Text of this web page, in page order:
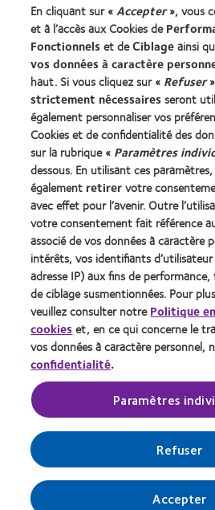
Carrières chez CooperVision
Actualités
Contact
Légal
Politique de confidentialité
Cookies
Conditions d'utilisation
Décret 2013
identifiant unique délivré par
écologique (ADEME) :
Gérer les préférences relatives
© 2026CooperVision
possible sous réserve de non-
port de lentilles et soumis à une
Dispositifs médicaux, marqués CE,
étiquetages spécifiques à chacun
cas de doute, demandez conseil à
votre opticien. COOPERVISION SAS
dont le siège social est situé
1800 Route des Crêtes B.P. 273 -
Cedex, France et immatriculée au
En cliquant sur «Accepter», vous
et à l’accès aux Cookies de
Fonctionnelset deCiblageainsi
vos données à caractère
haut. Si vous cliquez sur « Refuser
strictement nécessairesseront
également personnaliser vos
Cookies et de confidentialité des
sur la rubrique « Paramètres
dessous. En utilisant ces
également retirervotre
avec effet pour l’avenir. Outre
votre consentement fait référence
associé de vos données à caractère
intérêts, vos identifiants
adresse IP) aux fins de
de ciblage susmentionnées. Pour
veuillez consulter notrePolitique
cookieset, en ce qui concerne le
vos données à caractère personnel,
confidentialité.
Paramètres
Refuser
Accepter